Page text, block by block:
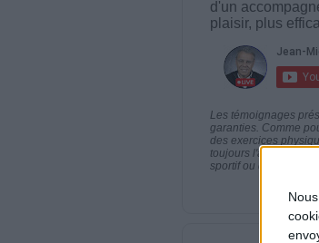
d'un
plaisir, plus
Les témoignages
garanties. Comme
des exercices
toujours l'avis de
sportif ou de modifier